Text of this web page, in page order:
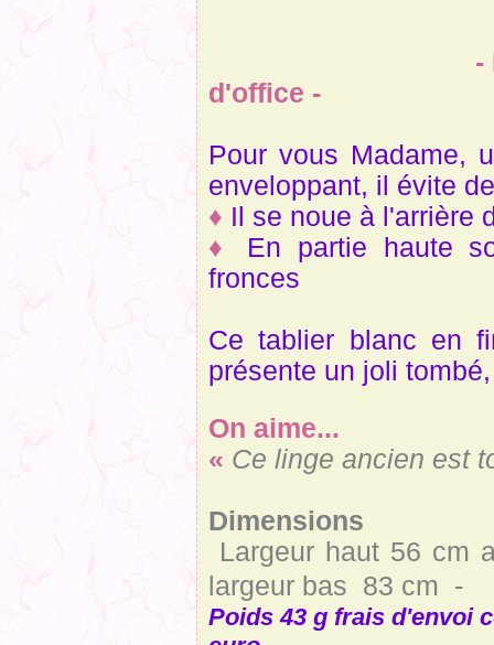
-
d'office -
Pour vous Madame,
enveloppant, il évite
♦ Il se noue à l'arrière
♦ En partie haute
fronces
Ce tablier blanc en
présente un joli
On aime...
« Ce linge ancien est
Dimensions
Largeur haut 56 cm
largeur bas 83 cm -
Poids 43 g frais d'envoi